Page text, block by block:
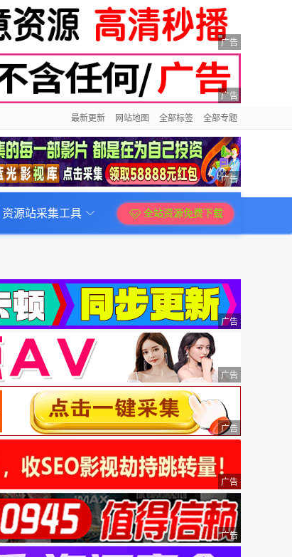
广告
广告
最新更新 网站地图 全部标签 全部专题
广告
资源站采集工具 全站资源免费下载
广告
广告
广告
广告
广告